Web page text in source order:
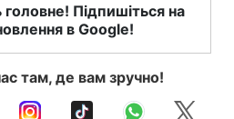
головне! Підпишіться на
в Google!
там, де вам зручно!